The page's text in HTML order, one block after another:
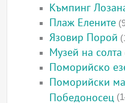
Къмпинг
Плаж Елените
Язовир Порой
Музей на солта
Поморийско
Поморийски
Победоносец